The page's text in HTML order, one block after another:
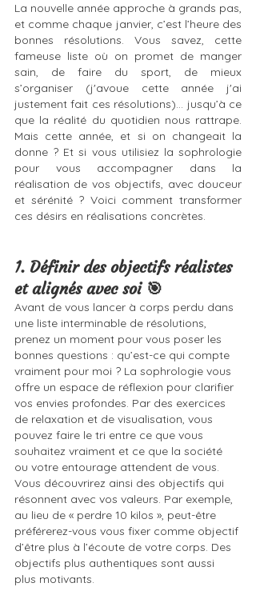
La nouvelle année approche à grands pas,
et comme chaque janvier, c’est l’heure des
bonnes résolutions. Vous savez, cette
fameuse liste où on promet de manger
sain, de faire du sport, de mieux
s’organiser (j'avoue cette année j'ai
justement fait ces résolutions)… jusqu’à ce
que la réalité du quotidien nous rattrape.
Mais cette année, et si on changeait la
donne ? Et si vous utilisiez la sophrologie
pour vous accompagner dans la
réalisation de vos objectifs, avec douceur
et sérénité ? Voici comment transformer
ces désirs en réalisations concrètes.
1. Définir des objectifs réalistes
et alignés avec soi 🎯
Avant de vous lancer à corps perdu dans
une liste interminable de résolutions,
prenez un moment pour vous poser les
bonnes questions : qu’est-ce qui compte
vraiment pour moi ? La sophrologie vous
offre un espace de réflexion pour clarifier
vos envies profondes. Par des exercices
de relaxation et de visualisation, vous
pouvez faire le tri entre ce que vous
souhaitez vraiment et ce que la société
ou votre entourage attendent de vous.
Vous découvrirez ainsi des objectifs qui
résonnent avec vos valeurs. Par exemple,
au lieu de « perdre 10 kilos », peut-être
préférerez-vous vous fixer comme objectif
d’être plus à l’écoute de votre corps. Des
objectifs plus authentiques sont aussi
plus motivants.